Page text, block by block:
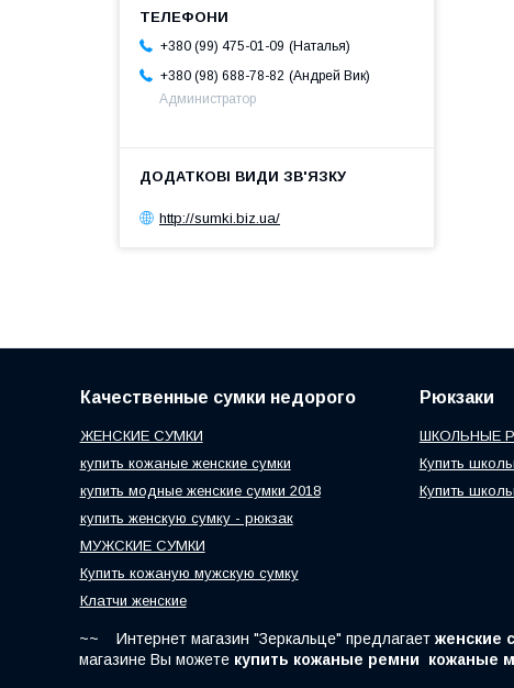
+380 (99) 475-01-09
Наталья
+380 (98) 688-78-82
Андрей Вик
Администратор
http://sumki.biz.ua/
Качественные сумки недорого
ЖЕНСКИЕ СУМКИ
купить кожаные женские сумки
купить модные женские сумки 2018
купить женскую сумку - рюкзак
МУЖСКИЕ СУМКИ
Купить кожаную мужскую сумку
Клатчи женские
Рюкзаки
ШКОЛЬНЫЕ
Купить
Купить
~~ Интернет магазин "Зеркальце" предлагает женские
магазине Вы можете купить кожаные ремни кожаные